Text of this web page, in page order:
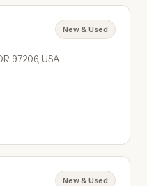
New & Used
97206, USA
New & Used